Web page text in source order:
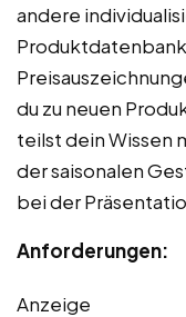
andere
du zu neuen
teilst dein Wissen
der saisonalen
bei der
Anforderungen:
Anzeige